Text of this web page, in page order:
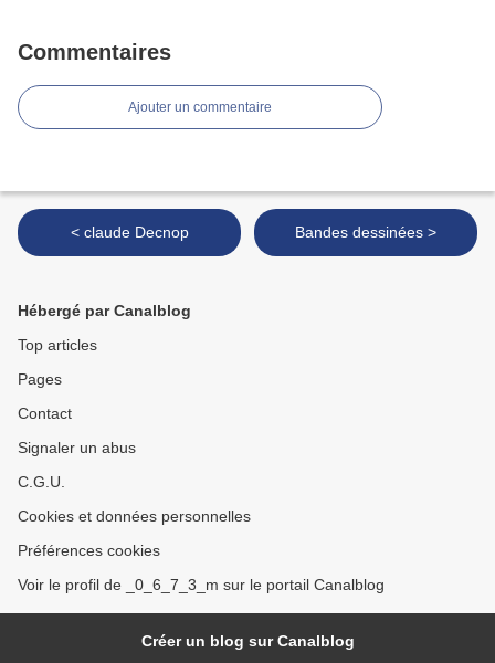
Commentaires
Ajouter un commentaire
< claude Decnop Bandes dessinées >
Hébergé par Canalblog
Top articles
Pages
Contact
Signaler un abus
C.G.U.
Cookies et données personnelles
Préférences cookies
Voir le profil de _0_6_7_3_m sur le portail Canalblog
Créer un blog sur Canalblog